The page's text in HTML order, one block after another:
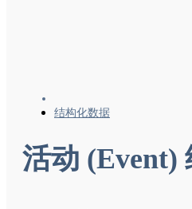
结构化数据
活动 (Event)